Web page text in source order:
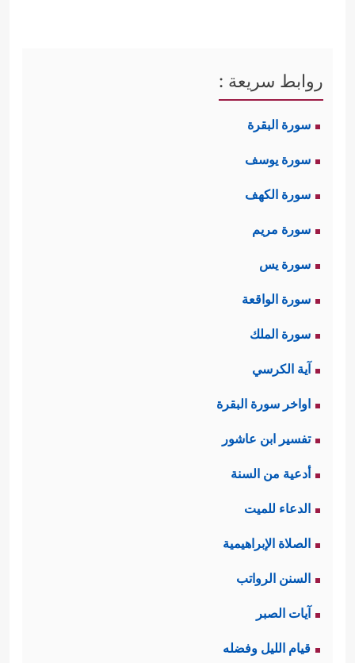
روابط سريعة :
سورة البقرة
سورة يوسف
سورة الكهف
سورة مريم
سورة يس
سورة الواقعة
سورة الملك
آية الكرسي
اواخر سورة البقرة
تفسير ابن عاشور
أدعية من السنة
الدعاء للميت
الصلاة الإبراهيمية
السنن الرواتب
آيات الصبر
قيام الليل وفضله